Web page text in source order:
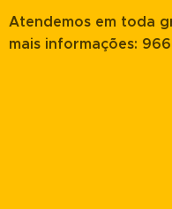
Atendemos em toda
mais informações: